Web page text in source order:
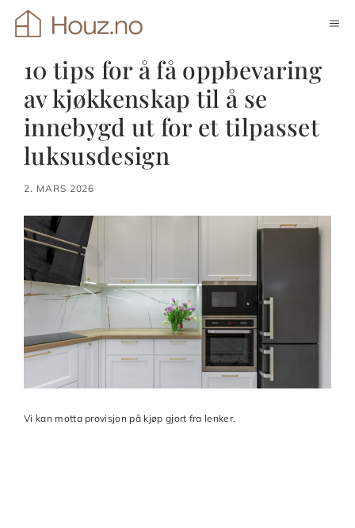
Hopp
10 tips for å få oppbevaring
av kjøkkenskap til å se
innebygd ut for et tilpasset
luksusdesign
2. MARS 2026
Vi kan motta provisjon på kjøp gjort fra lenker.